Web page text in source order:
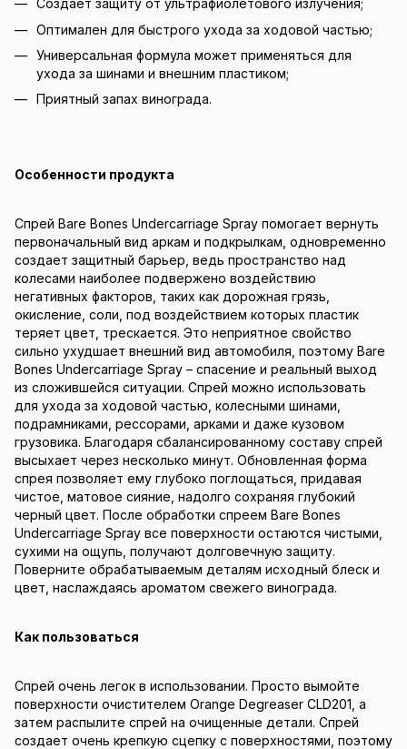
Создает защиту от ультрафиолетового излучения;
Оптимален для быстрого ухода за ходовой частью;
Универсальная формула может применяться для
ухода за шинами и внешним пластиком;
Приятный запах винограда.
Особенности продукта
Спрей Bare Bones Undercarriage Spray помогает вернуть
первоначальный вид аркам и подкрылкам, одновременно
создает защитный барьер, ведь пространство над
колесами наиболее подвержено воздействию
негативных факторов, таких как дорожная грязь,
окисление, соли, под воздействием которых пластик
теряет цвет, трескается. Это неприятное свойство
сильно ухудшает внешний вид автомобиля, поэтому Bare
Bones Undercarriage Spray – спасение и реальный выход
из сложившейся ситуации. Спрей можно использовать
для ухода за ходовой частью, колесными шинами,
подрамниками, рессорами, арками и даже кузовом
грузовика. Благодаря сбалансированному составу спрей
высыхает через несколько минут. Обновленная форма
спрея позволяет ему глубоко поглощаться, придавая
чистое, матовое сияние, надолго сохраняя глубокий
черный цвет. После обработки спреем Bare Bones
Undercarriage Spray все поверхности остаются чистыми,
сухими на ощупь, получают долговечную защиту.
Поверните обрабатываемым деталям исходный блеск и
цвет, наслаждаясь ароматом свежего винограда.
Как пользоваться
Спрей очень легок в использовании. Просто вымойте
поверхности очистителем Orange Degreaser CLD201, а
затем распылите спрей на очищенные детали. Спрей
создает очень крепкую сцепку с поверхностями, поэтому